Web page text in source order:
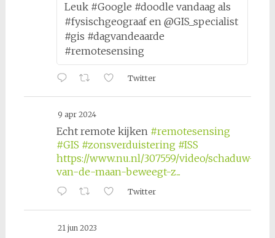
Leuk #Google #doodle vandaag als
#fysischgeograaf en @GIS_specialist
#gis #dagvandeaarde
#remotesensing
Twitter
9 apr 2024
Echt remote kijken #remotesensing
#GIS #zonsverduistering #ISS
https://www.nu.nl/307559/video/schaduw-
van-de-maan-beweegt-z...
Twitter
21 jun 2023